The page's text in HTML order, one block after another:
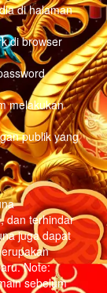
di halaman
di browser
melakukan
publik yang
dan terhindar
juga dapat
Note:
sebelum